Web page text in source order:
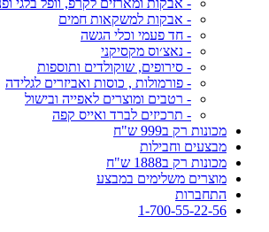
- אבקות ומארזים לקרפ, וופל בלגי
- אבקות למשקאות חמים
- חד פעמי וכלי הגשה
- נאצ׳וס מקסיקני
- סירופים, שוקולדים ותוספות
- פורמולות , כוסות ואביזרים לגלידה
- רטבים ומוצרים לאפייה ובישול
- תרכיזים לברד ואייס קפה
מכונות רק ב999 ש"ח
מבצעים וחבילות
מכונות רק ב1888 ש"ח
מוצרים משלימים במבצע
התחברות
1-700-55-22-56